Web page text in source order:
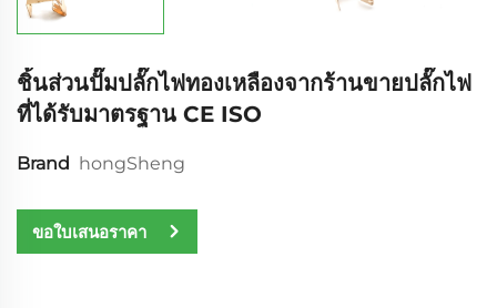
ชิ้นส่วนปั๊มปลั๊กไฟทองเหลืองจากร้านขายปลั๊กไฟ
ที่ได้รับมาตรฐาน CE ISO
Brand hongSheng
ขอใบเสนอราคา